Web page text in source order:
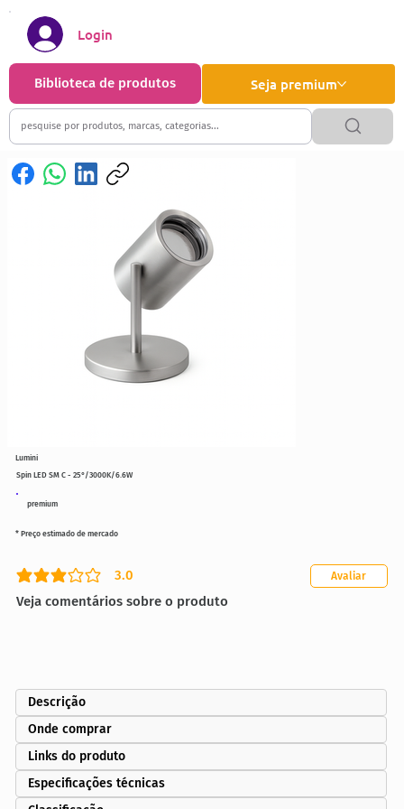
Seja premium
Biblioteca de produtos
Login
premium
Spin LED SM C - 25°/3000K/6.6W
3.0
classificação média é 3 de 5
Veja comentários sobre o produto
Avaliar
* Preço estimado de mercado
Lumini
Descrição
Onde comprar
Links do produto
Especificações técnicas